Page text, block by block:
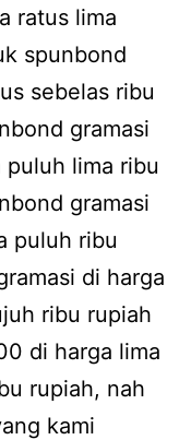
ratus lima
spunbond
sebelas ribu
gramasi
lima ribu
gramasi
puluh ribu
di harga
ribu rupiah
di harga lima
rupiah, nah
kami